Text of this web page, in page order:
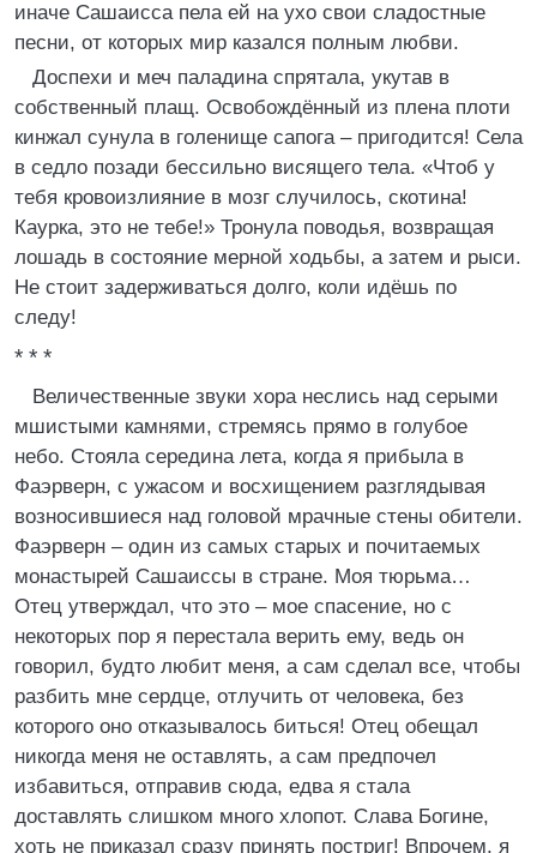
иначе Сашаисса пела ей на ухо свои сладостные
песни, от которых мир казался полным любви.
Доспехи и меч паладина спрятала, укутав в
собственный плащ. Освобождённый из плена плоти
кинжал сунула в голенище сапога – пригодится! Села
в седло позади бессильно висящего тела. «Чтоб у
тебя кровоизлияние в мозг случилось, скотина!
Каурка, это не тебе!» Тронула поводья, возвращая
лошадь в состояние мерной ходьбы, а затем и рыси.
Не стоит задерживаться долго, коли идёшь по
следу!
* * *
Величественные звуки хора неслись над серыми
мшистыми камнями, стремясь прямо в голубое
небо. Стояла середина лета, когда я прибыла в
Фаэрверн, с ужасом и восхищением разглядывая
возносившиеся над головой мрачные стены обители.
Фаэрверн – один из самых старых и почитаемых
монастырей Сашаиссы в стране. Моя тюрьма…
Отец утверждал, что это – мое спасение, но с
некоторых пор я перестала верить ему, ведь он
говорил, будто любит меня, а сам сделал все, чтобы
разбить мне сердце, отлучить от человека, без
которого оно отказывалось биться! Отец обещал
никогда меня не оставлять, а сам предпочел
избавиться, отправив сюда, едва я стала
доставлять слишком много хлопот. Слава Богине,
хоть не приказал сразу принять постриг! Впрочем, я